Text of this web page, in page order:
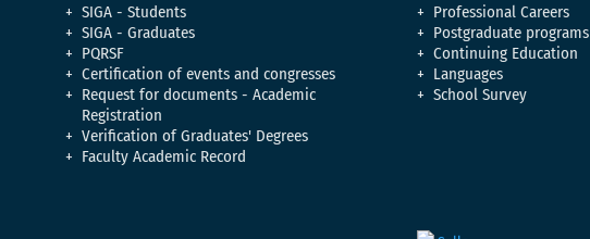
SIGA - Students
SIGA - Graduates
PQRSF
Certification of events and congresses
Request for documents - Academic
Registration
Verification of Graduates' Degrees
Faculty Academic Record
Professional Careers
Postgraduate programs
Continuing Education
Languages
School Survey